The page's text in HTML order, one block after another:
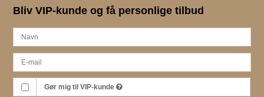
Bliv VIP-kunde og få personlige tilbud
Gør mig til VIP-kunde